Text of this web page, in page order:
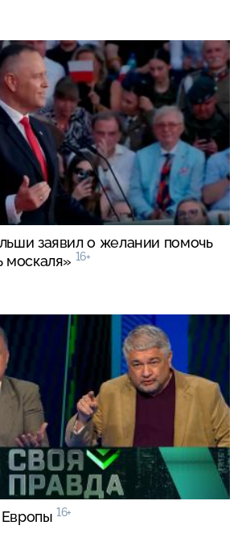
заявил о желании помочь
москаля» 16+
16+